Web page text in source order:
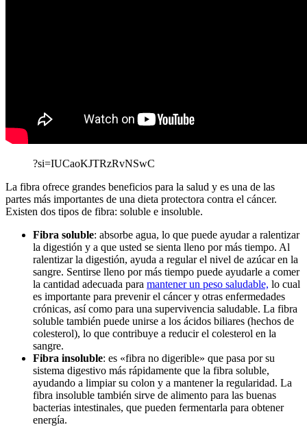
?si=IUCaoKJTRzRvNSwC
La fibra ofrece grandes beneficios para la salud y es una de las
partes más importantes de una dieta protectora contra el cáncer.
Existen dos tipos de fibra: soluble e insoluble.
Fibra soluble: absorbe agua, lo que puede ayudar a ralentizar
la digestión y a que usted se sienta lleno por más tiempo. Al
ralentizar la digestión, ayuda a regular el nivel de azúcar en la
sangre. Sentirse lleno por más tiempo puede ayudarle a comer
la cantidad adecuada para mantener un peso saludable, lo cual
es importante para prevenir el cáncer y otras enfermedades
crónicas, así como para una supervivencia saludable. La fibra
soluble también puede unirse a los ácidos biliares (hechos de
colesterol), lo que contribuye a reducir el colesterol en la
sangre.
Fibra insoluble: es «fibra no digerible» que pasa por su
sistema digestivo más rápidamente que la fibra soluble,
ayudando a limpiar su colon y a mantener la regularidad. La
fibra insoluble también sirve de alimento para las buenas
bacterias intestinales, que pueden fermentarla para obtener
energía.